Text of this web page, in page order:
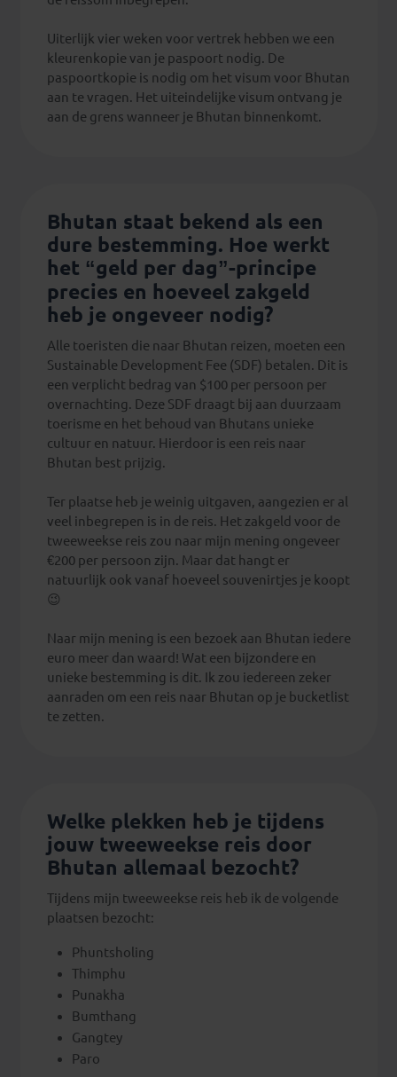
Uiterlijk vier weken voor vertrek hebben we een
kleurenkopie van je paspoort nodig. De
paspoortkopie is nodig om het visum voor Bhutan
aan te vragen. Het uiteindelijke visum ontvang je
aan de grens wanneer je Bhutan binnenkomt.
Bhutan staat bekend als een
dure bestemming. Hoe werkt
het “geld per dag”-principe
precies en hoeveel zakgeld
heb je ongeveer nodig?
Alle toeristen die naar Bhutan reizen, moeten een
Sustainable Development Fee (SDF) betalen. Dit is
een verplicht bedrag van $100 per persoon per
overnachting. Deze SDF draagt bij aan duurzaam
toerisme en het behoud van Bhutans unieke
cultuur en natuur. Hierdoor is een reis naar
Bhutan best prijzig.
Ter plaatse heb je weinig uitgaven, aangezien er al
veel inbegrepen is in de reis. Het zakgeld voor de
tweeweekse reis zou naar mijn mening ongeveer
€200 per persoon zijn. Maar dat hangt er
natuurlijk ook vanaf hoeveel souvenirtjes je koopt
😉
Naar mijn mening is een bezoek aan Bhutan iedere
euro meer dan waard! Wat een bijzondere en
unieke bestemming is dit. Ik zou iedereen zeker
aanraden om een reis naar Bhutan op je bucketlist
te zetten.
Welke plekken heb je tijdens
jouw tweeweekse reis door
Bhutan allemaal bezocht?
Tijdens mijn tweeweekse reis heb ik de volgende
plaatsen bezocht:
Phuntsholing
Thimphu
Punakha
Bumthang
Gangtey
Paro